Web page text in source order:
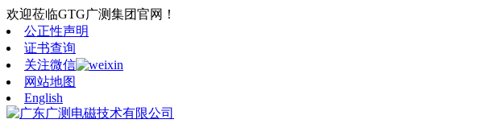
欢迎莅临GTG广测集团官网！
公正性声明
证书查询
关注微信
网站地图
English